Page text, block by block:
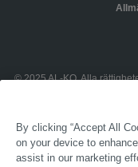
© 2025 AL-KO. Alla
By clicking “Accept All
on your device to
assist in our marketing